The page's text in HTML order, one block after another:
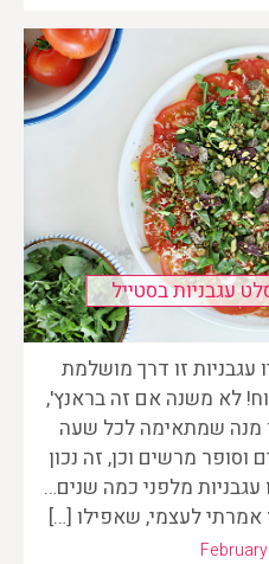
עגבניות בסטייל
זו דרך מושלמת
לא משנה אם זה בראנץ',
מנה שמתאימה לכל שעה
וסופר מרשים וכן, זה נכון
מלפני כמה שנים…
אמרתי לעצמי, שאפילו […]